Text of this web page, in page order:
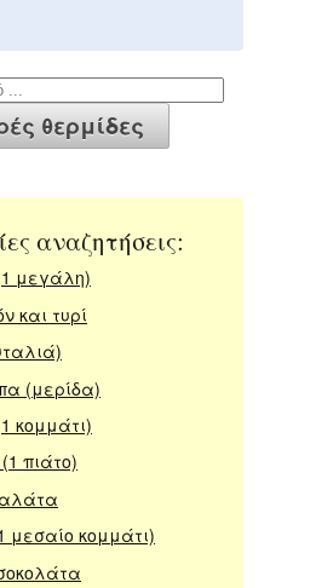
αναζητήσεις:
μεγάλη)
και τυρί
(μερίδα)
κομμάτι)
πιάτο)
μεσαίο κομμάτι)